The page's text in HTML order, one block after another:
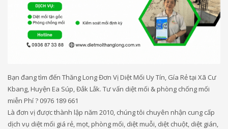
Bạn đang tìm đến Thăng Long Đơn Vị Diệt Mối Uy Tín, Gía Rẻ tại Xã Cư
Kbang, Huyện Ea Súp, Đắk Lắk. Tư vấn diệt mối & phòng chống mối
miễn Phí ? 0976 189 661
Là đơn vị được thành lập năm 2010, chúng tôi chuyên nhận cung cấp
dịch vụ diệt mối giá rẻ, mọt, phòng mối, diệt muỗi, diệt chuột, diệt gián,